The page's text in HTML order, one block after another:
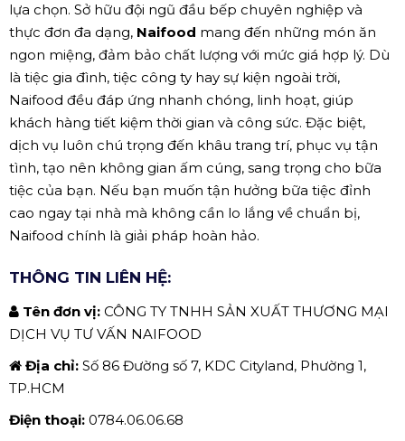
lựa chọn. Sở hữu đội ngũ đầu bếp chuyên nghiệp và
thực đơn đa dạng, Naifood mang đến những món ăn
ngon miệng, đảm bảo chất lượng với mức giá hợp lý. Dù
là tiệc gia đình, tiệc công ty hay sự kiện ngoài trời,
Naifood đều đáp ứng nhanh chóng, linh hoạt, giúp
khách hàng tiết kiệm thời gian và công sức. Đặc biệt,
dịch vụ luôn chú trọng đến khâu trang trí, phục vụ tận
tình, tạo nên không gian ấm cúng, sang trọng cho bữa
tiệc của bạn. Nếu bạn muốn tận hưởng bữa tiệc đỉnh
cao ngay tại nhà mà không cần lo lắng về chuẩn bị,
Naifood chính là giải pháp hoàn hảo.
THÔNG TIN LIÊN HỆ:
Tên đơn vị: CÔNG TY TNHH SẢN XUẤT THƯƠNG MẠI
DỊCH VỤ TƯ VẤN NAIFOOD
Địa chỉ: Số 86 Đường số 7, KDC Cityland, Phường 1,
TP.HCM
Điện thoại: 0784.06.06.68